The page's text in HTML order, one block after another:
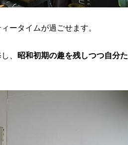
ータイムが過ごせます。
、
昭和初期の趣を残しつつ自分た